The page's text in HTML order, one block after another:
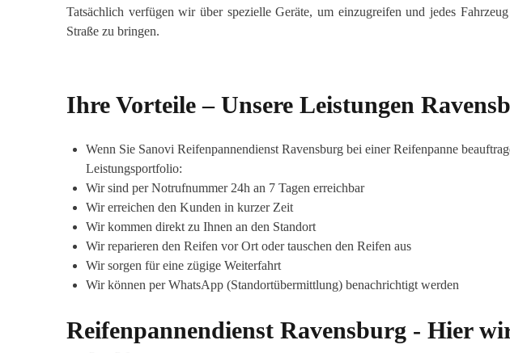
Tatsächlich verfügen wir über spezielle Geräte, um einzugreifen und jedes
Straße zu bringen.
Ihre Vorteile – Unsere Leistungen
Wenn Sie Sanovi Reifenpannendienst Ravensburg bei einer Reifenpanne
Leistungsportfolio:
Wir sind per Notrufnummer 24h an 7 Tagen erreichbar
Wir erreichen den Kunden in kurzer Zeit
Wir kommen direkt zu Ihnen an den Standort
Wir reparieren den Reifen vor Ort oder tauschen den Reifen aus
Wir sorgen für eine zügige Weiterfahrt
Wir können per WhatsApp (Standortübermittlung) benachrichtigt werden
Reifenpannendienst Ravensburg - Hier